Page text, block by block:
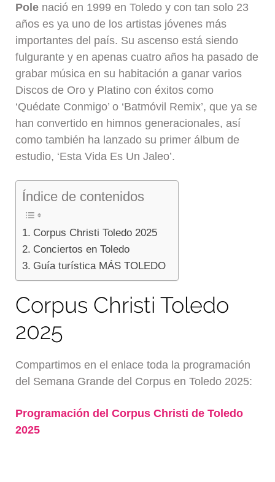
Pole nació en 1999 en Toledo y con tan solo 23
años es ya uno de los artistas jóvenes más
importantes del país. Su ascenso está siendo
fulgurante y en apenas cuatro años ha pasado de
grabar música en su habitación a ganar varios
Discos de Oro y Platino con éxitos como
‘Quédate Conmigo’ o ‘Batmóvil Remix’, que ya se
han convertido en himnos generacionales, así
como también ha lanzado su primer álbum de
estudio, ‘Esta Vida Es Un Jaleo’.
Índice de contenidos
Corpus Christi Toledo 2025
Conciertos en Toledo
Guía turística MÁS TOLEDO
Corpus Christi Toledo
2025
Compartimos en el enlace toda la programación
del Semana Grande del Corpus en Toledo 2025:
Programación del Corpus Christi de Toledo
2025